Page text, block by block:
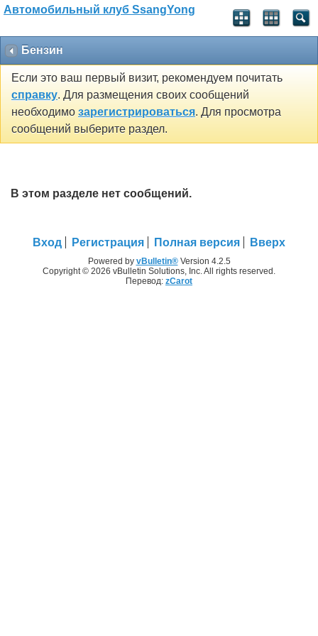
Автомобильный клуб SsangYong
Бензин
Если это ваш первый визит, рекомендуем почитать
справку. Для размещения своих сообщений
необходимо зарегистрироваться. Для просмотра
сообщений выберите раздел.
В этом разделе нет сообщений.
Вход Регистрация Полная версия Вверх
Powered by vBulletin®Version 4.2.5
Copyright © 2026 vBulletin Solutions, Inc. All rights reserved.
Перевод: zCarot